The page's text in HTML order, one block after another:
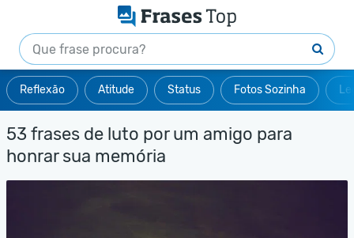
Reflexão Atitude Status Fotos Sozinha
53 frases de luto por um amigo para
honrar sua memória